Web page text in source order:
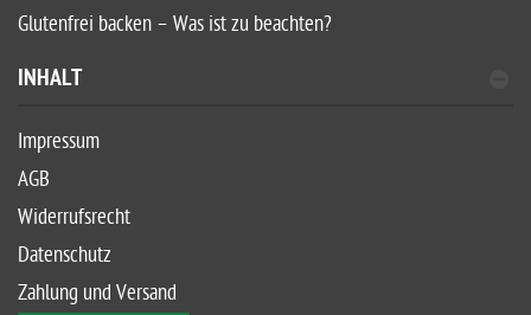
Glutenfrei backen – Was ist zu beachten?
INHALT
Impressum
AGB
Widerrufsrecht
Datenschutz
Zahlung und Versand